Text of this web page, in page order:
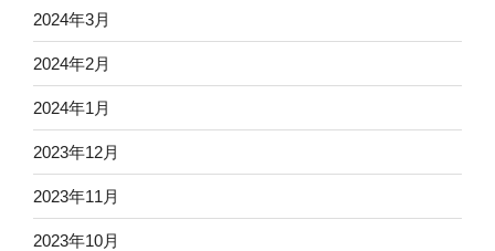
2024年3月
2024年2月
2024年1月
2023年12月
2023年11月
2023年10月